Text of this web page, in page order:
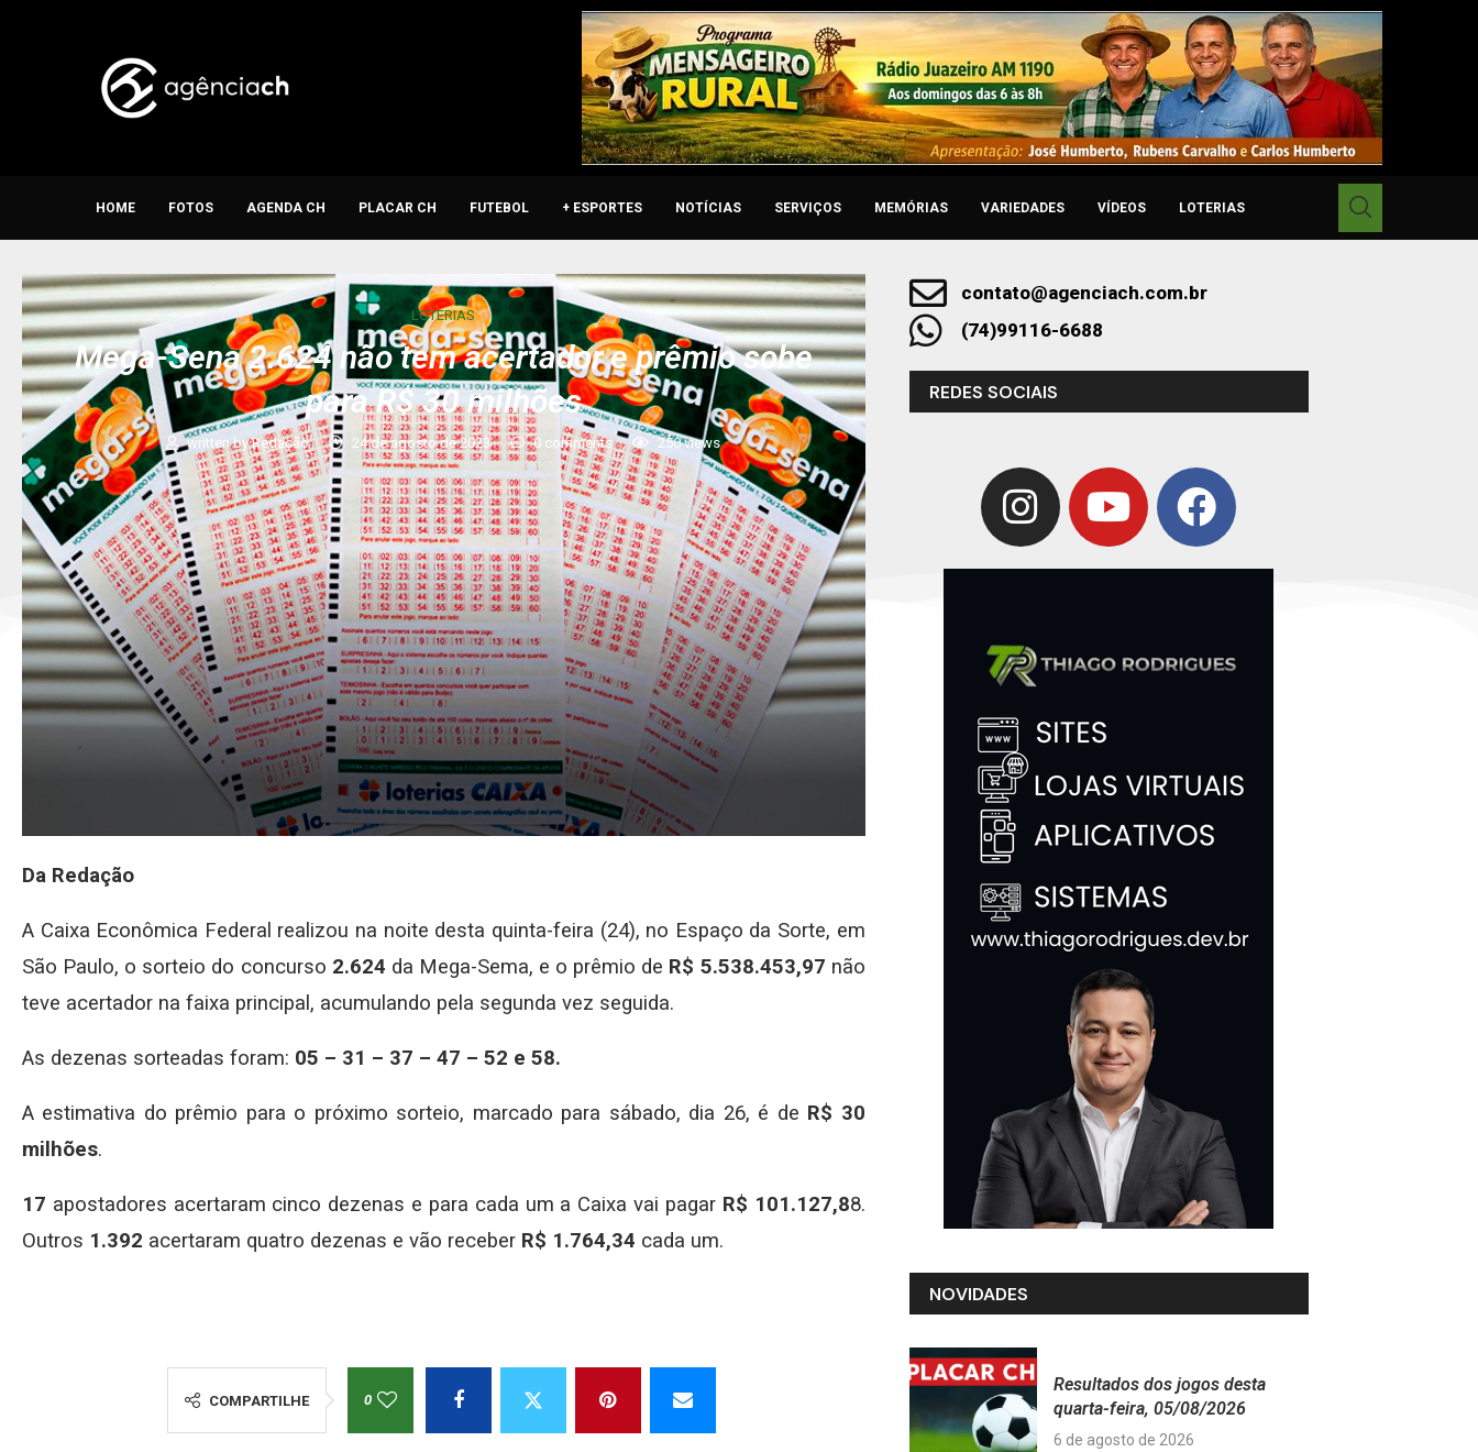
HOME FOTOS AGENDA CH PLACAR CH FUTEBOL + ESPORTES NOTÍCIAS SERVIÇOS MEMÓRIAS VARIEDADES VÍDEOS LOTERIAS
LOTERIAS
Mega-Sena 2.624 não tem acertador e prêmio sobe
para R$ 30 milhões
written byRedação 24 de agosto de 2023 0 comments 250views
Da Redação
A Caixa Econômica Federal realizou na noite desta quinta-feira (24), no Espaço da Sorte, em
São Paulo, o sorteio do concurso 2.624 da Mega-Sema, e o prêmio de R$ 5.538.453,97 não
teve acertador na faixa principal, acumulando pela segunda vez seguida.
As dezenas sorteadas foram: 05 – 31 – 37 – 47 – 52 e 58.
A estimativa do prêmio para o próximo sorteio, marcado para sábado, dia 26, é de R$ 30
milhões.
17 apostadores acertaram cinco dezenas e para cada um a Caixa vai pagar R$ 101.127,88.
Outros 1.392 acertaram quatro dezenas e vão receber R$ 1.764,34 cada um.
COMPARTILHE 0
contato@agenciach.com.br
(74)99116-6688
REDES SOCIAIS
NOVIDADES
Resultados dos jogos desta
quarta-feira, 05/08/2026
6 de agosto de 2026